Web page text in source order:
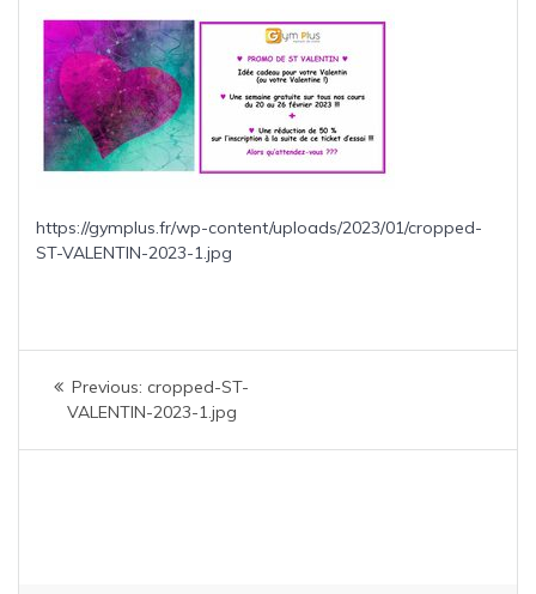
https://gymplus.fr/wp-content/uploads/2023/01/cropped-
ST-VALENTIN-2023-1.jpg
Navigation
Previous: Previous
post:
cropped-ST-
VALENTIN-2023-1.jpg